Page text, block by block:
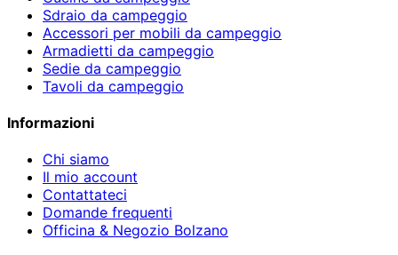
Sdraio da campeggio
Accessori per mobili da campeggio
Armadietti da campeggio
Sedie da campeggio
Tavoli da campeggio
Informazioni
Chi siamo
Il mio account
Contattateci
Domande frequenti
Officina & Negozio Bolzano